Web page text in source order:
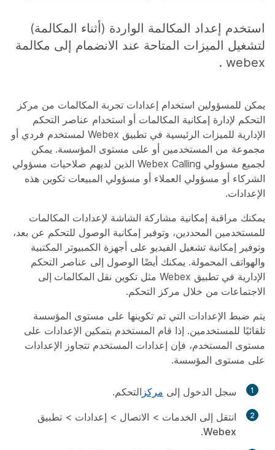
استخدم إعداد المكالمة الواردة (أثناء المكالمة)
لتشغيل الميزات المتاحة عند الانضمام إلى مكالمة
webex .
يمكن للمسؤولين استخدام إعدادات تجربة المكالمات من مركز
التحكم لإدارة إمكانية المكالمات أو استخدام عناصر التحكم
الإدارية للميزات الرئيسية في تطبيق Webex لمستخدم فردي أو
مجموعة من المستخدمين أو على مستوى المؤسسة. يمكن
لجميع مسؤولي Webex Calling الذين لديهم صلاحيات مسؤولي
الشركاء أو مسؤولي العملاء أو مسؤولي المبيعات تكوين هذه
الإعدادات.
يمكنك مراقبة إمكانية مشاركة الشاشة لإعدادات المكالمات
للمستخدمين المحددين، وتوفير إمكانية الوصول للتحكم عن بعد،
وتوفير إمكانية تشغيل الفيديو على أجهزة الكمبيوتر المكتبية
والهواتف المحمولة. يمكنك أيضًا الوصول إلى عناصر التحكم
الإدارية في تطبيق Webex مثل تكوين
نقل المكالمات إلى
الاجتماعات من خلال مركز التحكم.
يتم ضبط الإعدادات التي تم تكوينها على مستوى المؤسسة
تلقائيًا للمستخدمين. إذا قام المستخدم بتمكين الإعدادات على
مستوى المستخدم، فإن إعدادات المستخدم تتجاوز الإعدادات
على مستوى المؤسسة.
1 سجل الدخول إلى مركز التحكم.
2 انتقل إلى الخدمات > الاتصال > إعدادات > تطبيق
Webex
.